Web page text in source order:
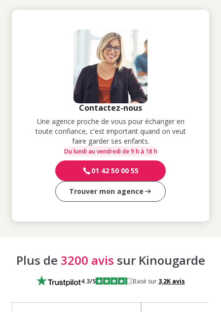
Contactez-nous
Une agence proche de vous pour échanger en
toute confiance, c'est important quand on veut
faire garder ses enfants.
Du lundi au vendredi de 9 h à 18 h
01 42 50 00 55
Trouver mon agence
Plus de 3200 avis sur Kinougarde
4.3/5 Basé sur 3,2Kavis